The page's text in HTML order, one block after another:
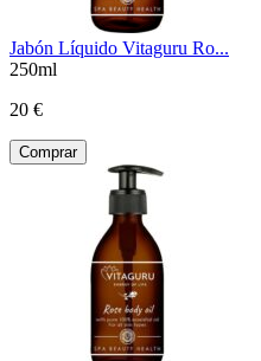
Jabón Líquido Vitaguru Ro...
250ml
20 €
Comprar